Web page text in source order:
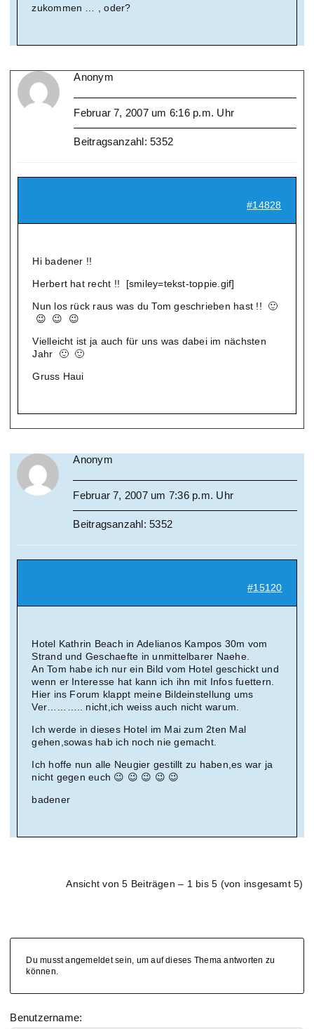
zukommen … , oder?
Anonym
Februar 7, 2007 um 6:16 p.m. Uhr
Beitragsanzahl: 5352
#14828
Hi badener !!
Herbert hat recht !! [smiley=tekst-toppie.gif]
Nun los rück raus was du Tom geschrieben hast !! 🙂
😉 😉 😉
Vielleicht ist ja auch für uns was dabei im nächsten
Jahr 🙂 🙂
Gruss Haui
Anonym
Februar 7, 2007 um 7:36 p.m. Uhr
Beitragsanzahl: 5352
#15120
Hotel Kathrin Beach in Adelianos Kampos 30m vom
Strand und Geschaefte in unmittelbarer Naehe.
An Tom habe ich nur ein Bild vom Hotel geschickt und
wenn er Interesse hat kann ich ihn mit Infos fuettern.
Hier ins Forum klappt meine Bildeinstellung ums
Ver……….. nicht,ich weiss auch nicht warum.
Ich werde in dieses Hotel im Mai zum 2ten Mal
gehen,sowas hab ich noch nie gemacht.
Ich hoffe nun alle Neugier gestillt zu haben,es war ja
nicht gegen euch 😉 😉 😉 😉 😉
badener
Ansicht von 5 Beiträgen – 1 bis 5 (von insgesamt 5)
Du musst angemeldet sein, um auf dieses Thema antworten zu
können.
Benutzername: